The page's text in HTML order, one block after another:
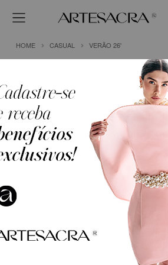
HOME CASUAL VERÃO 26'